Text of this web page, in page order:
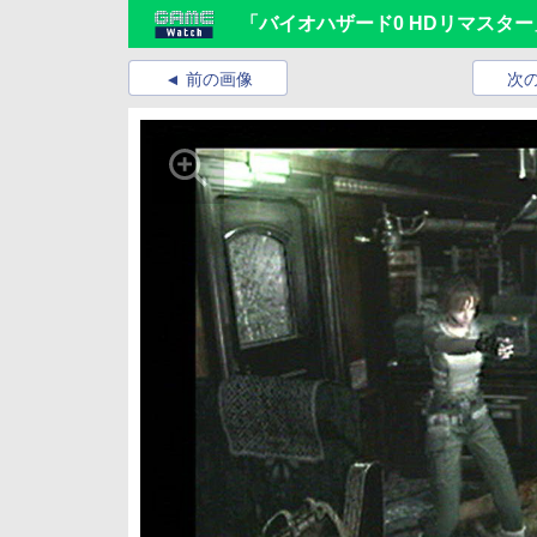
「バイオハザード0 HDリマスタ
前の画像 次